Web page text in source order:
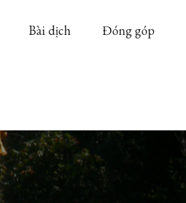
Bài dịch Đóng góp